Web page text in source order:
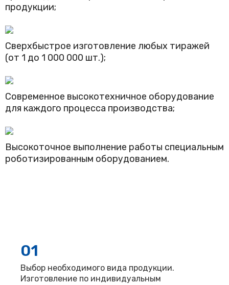
продукции;
Сверхбыстрое изготовление любых тиражей
(от 1 до 1 000 000 шт.);
Современное высокотехничное оборудование
для каждого процесса производства;
Высокоточное выполнение работы специальным
роботизированным оборудованием.
01
Выбор необходимого вида продукции.
Изготовление по индивидуальным